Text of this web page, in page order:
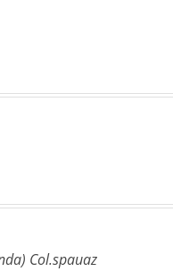
Col.spauaz